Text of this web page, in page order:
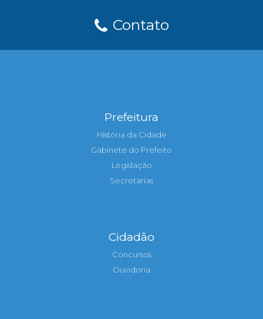
Contato
Prefeitura
História da Cidade
Gabinete do Prefeito
Legislação
Secretarias
Cidadão
Concursos
Ouvidoria